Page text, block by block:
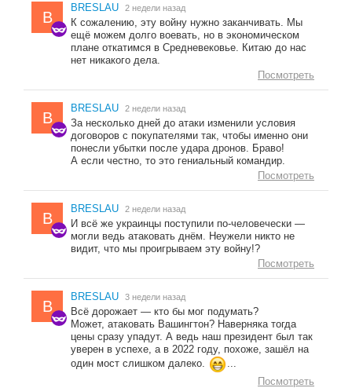
B
BRESLAU 2 недели назад
К сожалению, эту войну нужно заканчивать. Мы
ещё можем долго воевать, но в экономическом
плане откатимся в Средневековье. Китаю до нас
нет никакого дела.
Посмотреть
B
BRESLAU 2 недели назад
За несколько дней до атаки изменили условия
договоров с покупателями так, чтобы именно они
понесли убытки после удара дронов. Браво!
А если честно, то это гениальный командир.
Посмотреть
B
BRESLAU 2 недели назад
И всё же украинцы поступили по-человечески —
могли ведь атаковать днём. Неужели никто не
видит, что мы проигрываем эту войну!?
Посмотреть
B
BRESLAU 3 недели назад
Всё дорожает — кто бы мог подумать?
Может, атаковать Вашингтон? Наверняка тогда
цены сразу упадут. А ведь наш президент был так
уверен в успехе, а в 2022 году, похоже, зашёл на
один мост слишком далеко.
Посмотреть